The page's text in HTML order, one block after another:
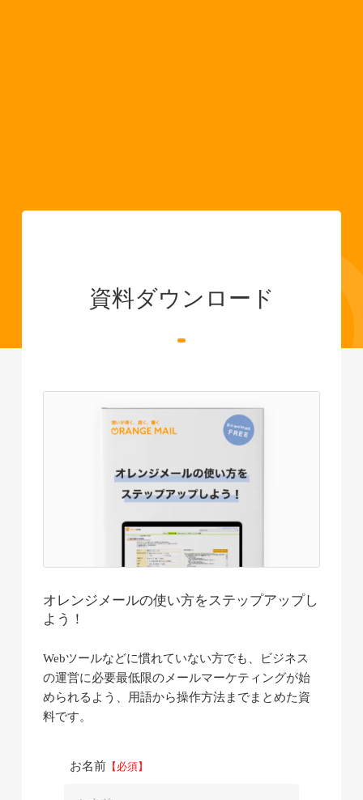
資料ダウンロード
オレンジメールの使い方をステップアップし
よう！
Webツールなどに慣れていない方でも、ビジネス
の運営に必要最低限のメールマーケティングが始
められるよう、用語から操作方法までまとめた資
料です。
お名前